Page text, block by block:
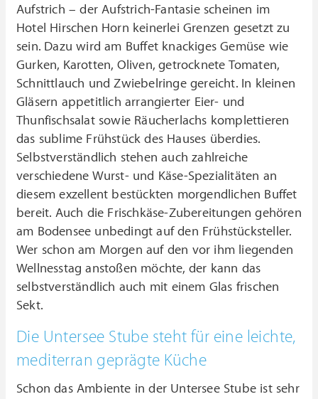
Aufstrich – der Aufstrich-Fantasie scheinen im
Hotel Hirschen Horn keinerlei Grenzen gesetzt zu
sein. Dazu wird am Buffet knackiges Gemüse wie
Gurken, Karotten, Oliven, getrocknete Tomaten,
Schnittlauch und Zwiebelringe gereicht. In kleinen
Gläsern appetitlich arrangierter Eier- und
Thunfischsalat sowie Räucherlachs komplettieren
das sublime Frühstück des Hauses überdies.
Selbstverständlich stehen auch zahlreiche
verschiedene Wurst- und Käse-Spezialitäten an
diesem exzellent bestückten morgendlichen Buffet
bereit. Auch die Frischkäse-Zubereitungen gehören
am Bodensee unbedingt auf den Frühstücksteller.
Wer schon am Morgen auf den vor ihm liegenden
Wellnesstag anstoßen möchte, der kann das
selbstverständlich auch mit einem Glas frischen
Sekt.
Die Untersee Stube steht für eine leichte,
mediterran geprägte Küche
Schon das Ambiente in der Untersee Stube ist sehr